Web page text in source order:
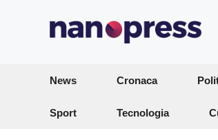
News Cronaca
Sport Tecnologia